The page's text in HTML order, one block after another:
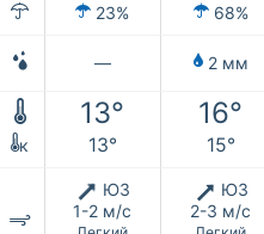
23% 68%
— 2 мм
13° 16°
к 13° 15°
ЮЗ
1-2 м/с
ЮЗ
2-3 м/с